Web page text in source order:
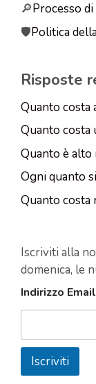
🔎Processo
🛡️Politica
Risposte
Quanto costa
Quanto costa
Quanto è alto
Ogni quanto
Quanto costa
Iscriviti alla
domenica, le
Indirizzo Email
Iscriviti